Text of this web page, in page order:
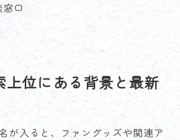
口
上位にある背景と最新
が入ると、ファングッズや関連ア